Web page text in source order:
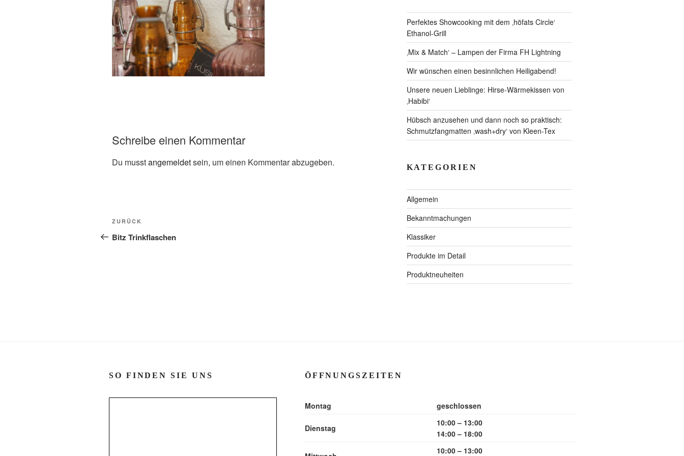
Schreibe einen Kommentar
Du musstangemeldetsein, um einen Kommentar abzugeben.
Beitragsnavigation
Vorheriger
Beitrag
ZURÜCK
Bitz Trinkflaschen
Perfektes Showcooking mit dem ‚höfats Circle‘
Ethanol-Grill
‚Mix & Match‘ – Lampen der Firma FH Lightning
Wir wünschen einen besinnlichen Heiligabend!
Unsere neuen Lieblinge: Hirse-Wärmekissen von
‚Habibi‘
Hübsch anzusehen und dann noch so praktisch:
Schmutzfangmatten ‚wash+dry‘ von Kleen-Tex
KATEGORIEN
Allgemein
Bekanntmachungen
Klassiker
Produkte im Detail
Produktneuheiten
SO FINDEN SIE UNS ÖFFNUNGSZEITEN
Montag geschlossen
Dienstag
10:00 – 13:00
14:00 – 18:00
10:00 – 13:00